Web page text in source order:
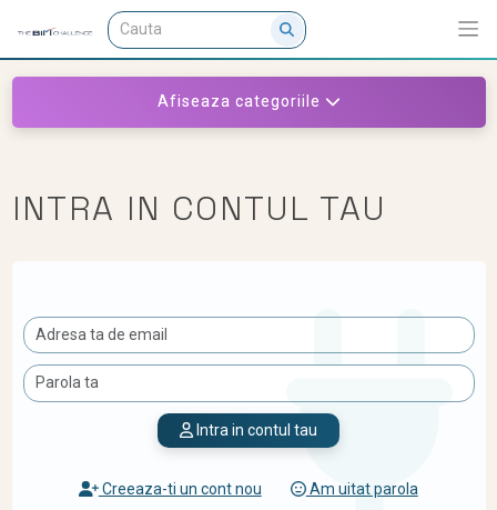
Afiseaza categoriile
INTRA IN CONTUL TAU
Intra in contul tau
Creeaza-ti un cont nou Am uitat parola